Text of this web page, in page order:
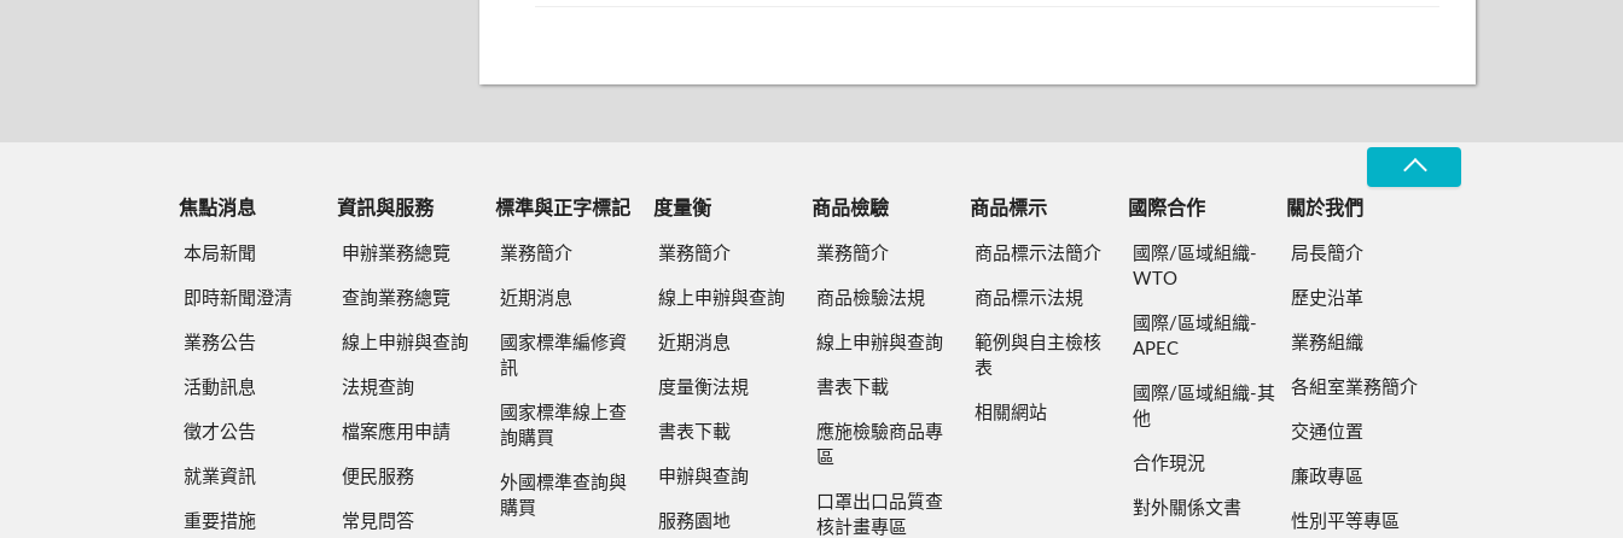
焦點消息
本局新聞
即時新聞澄清
業務公告
活動訊息
徵才公告
就業資訊
重要措施
資訊與服務
申辦業務總覽
查詢業務總覽
線上申辦與查詢
法規查詢
檔案應用申請
便民服務
常見問答
標準與正字標記
業務簡介
近期消息
國家標準編修資
訊
國家標準線上查
詢購買
外國標準查詢與
購買
度量衡
業務簡介
線上申辦與查詢
近期消息
度量衡法規
書表下載
申辦與查詢
服務園地
商品檢驗
業務簡介
商品檢驗法規
線上申辦與查詢
書表下載
應施檢驗商品專
區
口罩出口品質查
核計畫專區
商品標示
商品標示法簡介
商品標示法規
範例與自主檢核
表
相關網站
國際合作
國際/區域組織-
WTO
國際/區域組織-
APEC
國際/區域組織-其
他
合作現況
對外關係文書
關於我們
局長簡介
歷史沿革
業務組織
各組室業務簡介
交通位置
廉政專區
性別平等專區